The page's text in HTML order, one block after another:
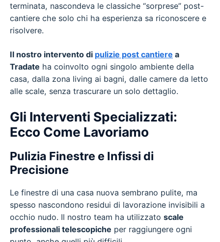
terminata, nascondeva le classiche “sorprese” post-
cantiere che solo chi ha esperienza sa riconoscere e
risolvere.
Il nostro intervento di pulizie post cantiere a
Tradate ha coinvolto ogni singolo ambiente della
casa, dalla zona living ai bagni, dalle camere da letto
alle scale, senza trascurare un solo dettaglio.
Gli Interventi Specializzati:
Ecco Come Lavoriamo
Pulizia Finestre e Infissi di
Precisione
Le finestre di una casa nuova sembrano pulite, ma
spesso nascondono residui di lavorazione invisibili a
occhio nudo. Il nostro team ha utilizzato scale
professionali telescopiche per raggiungere ogni